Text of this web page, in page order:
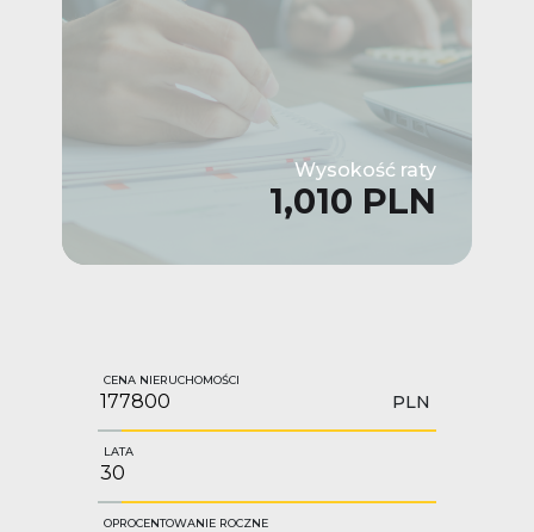
Wysokość raty
1,010 PLN
CENA NIERUCHOMOŚCI
PLN
LATA
OPROCENTOWANIE ROCZNE